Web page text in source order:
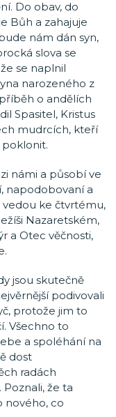
Do obav, do
Bůh a zahajuje
nám dán syn,
slova se
se naplnil
narozeného z
o andělích
Spasitel, Kristus
mudrcích, kteří
poklonit.
námi a působí ve
napodobovaní a
vedou ke čtvrtému,
Nazaretském,
a Otec věčnosti,
jsou skutečně
podivovali
protože jim to
Všechno to
a spoléhání na
dost
radách
že ta
nového, co